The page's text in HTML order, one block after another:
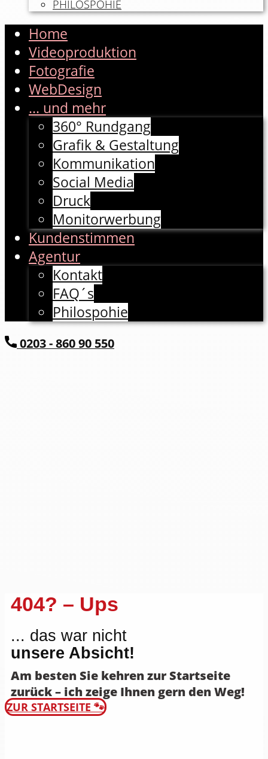
PHILOSPOHIE
Home
Videoproduktion
Fotografie
WebDesign
... und mehr
360° Rundgang
Grafik & Gestaltung
Kommunikation
Social Media
Druck
Monitorwerbung
Kundenstimmen
Agentur
Kontakt
FAQ´s
Philospohie
​0203 - 860 90 550
404? – Ups
... das war nicht
unsere Absicht!
Am besten Sie kehren zur Startseite
zurück – ich zeige Ihnen gern den Weg!
ZUR STARTSEITE 🐾